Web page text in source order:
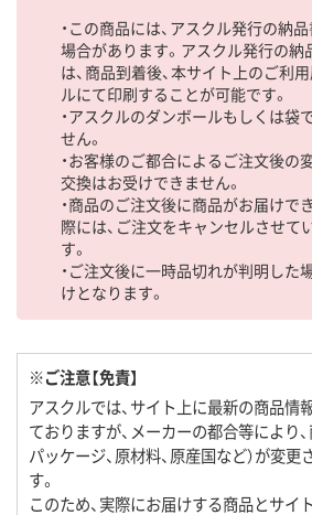
・この商品には、アスクル発行の納
場合があります。アスクル発行の
は、商品到着後、本サイト上のご利
ルにて印刷することが可能です。
・アスクルのダンボールもしくは袋
せん。
・お客様のご都合によるご注文後の変
交換はお受けできません。
・商品のご注文後に商品がお届けで
際には、ご注文をキャンセルさせて
す。
・ご注文後に一時品切れが判明した
けとなります。
※ご注意【免責】
アスクルでは、サイト上に最新の商品情
ておりますが、メーカーの都合等により、
パッケージ、原材料、原産国など）が変
す。
このため、実際にお届けする商品とサイ